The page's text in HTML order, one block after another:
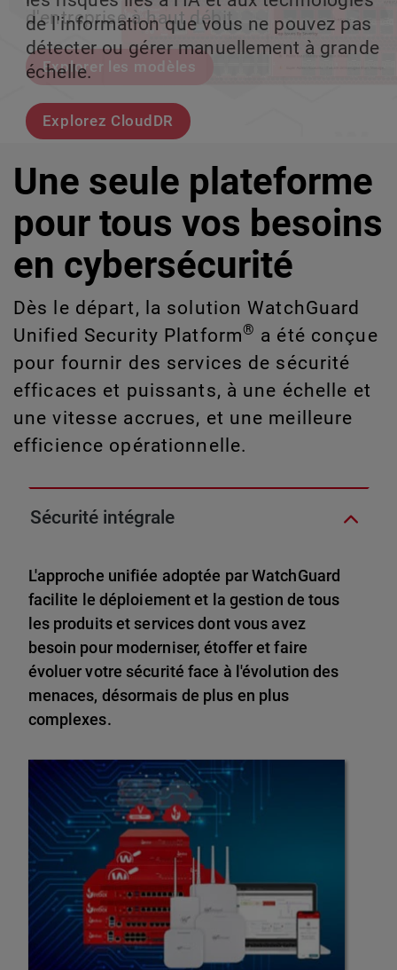
d'entreprise à haut débit.
Explorer les modèles
de l'information que vous ne pouvez pas
détecter ou gérer manuellement à grande
échelle.
Explorez CloudDR
équipe puisse évoluer sans interruption.
Voici Rai
croissance évolutive.
Découvrez WatchGuard EDR
Une seule plateforme
pour tous vos besoins
en cybersécurité
Dès le départ, la solution WatchGuard
Unified Security Platform® a été conçue
pour fournir des services de sécurité
efficaces et puissants, à une échelle et
une vitesse accrues, et une meilleure
efficience opérationnelle.
Sécurité intégrale
L'approche unifiée adoptée par WatchGuard
facilite le déploiement et la gestion de tous
les produits et services dont vous avez
besoin pour moderniser, étoffer et faire
évoluer votre sécurité face à l'évolution des
menaces, désormais de plus en plus
complexes.